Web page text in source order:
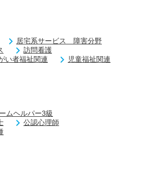
居宅系サービス 障害分野
訪問看護
い者福祉関連
児童福祉関連
ムヘルパー3級
公認心理師